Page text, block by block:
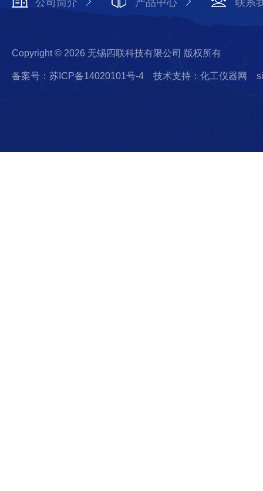
公司简介 产品中心 联系
Copyright © 2026 无锡四联科技有限公司 版权所有
备案号：苏ICP备14020101号-4 技术支持：化工仪器网